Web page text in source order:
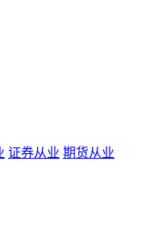
证券从业 期货从业